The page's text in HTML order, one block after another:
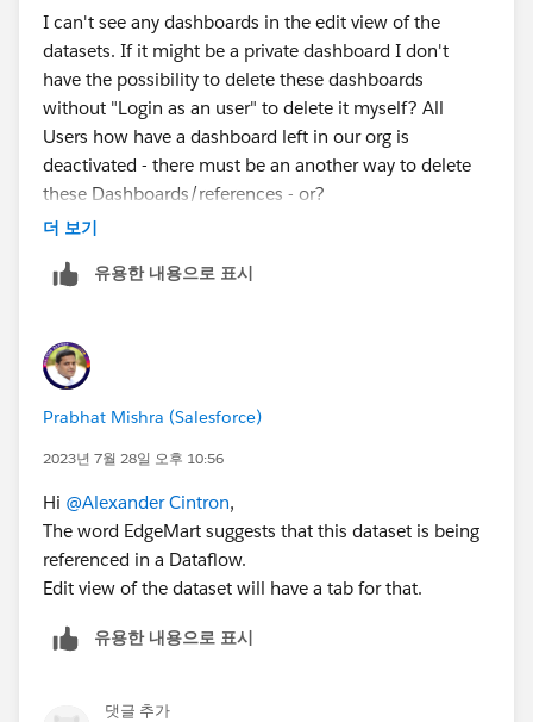
I can't see any dashboards in the edit view of the
datasets. If it might be a private dashboard I don't
have the possibility to delete these dashboards
without "Login as an user" to delete it myself? All
Users how have a dashboard left in our org is
deactivated - there must be an another way to delete
these Dashboards/references - or?
더 보기
유용한 내용으로 표시
Prabhat Mishra (Salesforce)
2023년 7월 28일 오후 10:56
Hi @Alexander Cintron,
The word EdgeMart suggests that this dataset is being
referenced in a Dataflow.
Edit view of the dataset will have a tab for that.
유용한 내용으로 표시
댓글 추가